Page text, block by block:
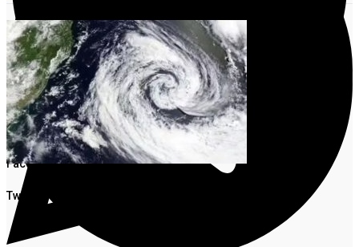
Facebook
Twitter